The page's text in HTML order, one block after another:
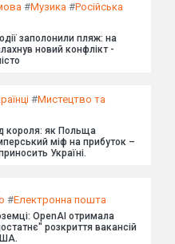
#Музика #Російська
заполонили пляж: на
новий конфлікт -
#Мистецтво та
короля: як Польща
міф на прибуток –
Україні.
#Електронна пошта
OpenAI отримала
розкриття вакансій